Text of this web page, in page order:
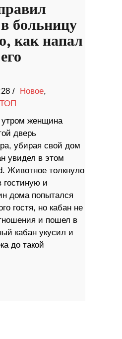
больницу
как напал
/ Новое,
ТОП
утром женщина
дверь
убирая свой дом
увидел в этом
Животное толкнуло
и
дома попытался
гостя, но кабан не
и пошел в
кабан укусил и
до такой